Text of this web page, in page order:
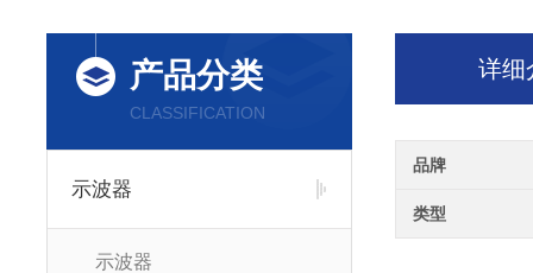
产品分类
CLASSIFICATION
示波器
示波器
详细
品牌
类型